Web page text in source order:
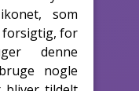
som
forsigtig, for
denne
nogle